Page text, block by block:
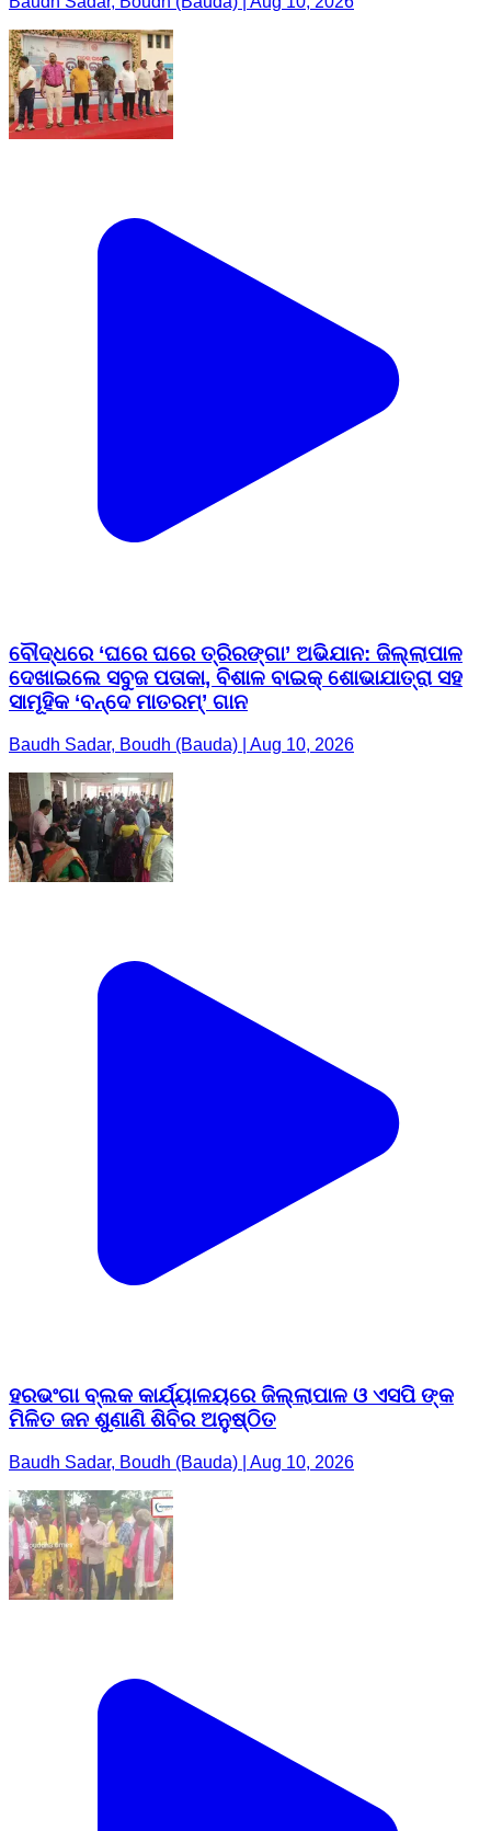
ବୌଦ୍ଧରେ ‘ଘରେ ଘରେ ତ୍ରିରଙ୍ଗା’ ଅଭିଯାନ: ଜିଲ୍ଲାପାଳ
ଦେଖାଇଲେ ସବୁଜ ପତାକା, ବିଶାଳ ବାଇକ୍ ଶୋଭାଯାତ୍ରା ସହ
ସାମୂହିକ ‘ବନ୍ଦେ ମାତରମ୍’ ଗାନ
Baudh Sadar, Boudh (Bauda) | Aug 10, 2026
ହରଭଂଗା ବ୍ଲକ କାର୍ଯ୍ୟାଳୟରେ ଜିଲ୍ଲାପାଳ ଓ ଏସପି ଙ୍କ
ମିଳିତ ଜନ ଶୁଣାଣି ଶିବିର ଅନୁଷ୍ଠିତ
Baudh Sadar, Boudh (Bauda) | Aug 10, 2026